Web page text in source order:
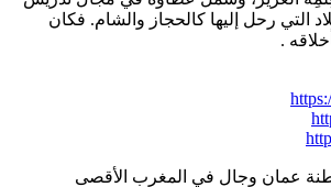
التي رحل إليها كالحجاز والشام. فكان
.
عمان وجال في المغرب الأقصى